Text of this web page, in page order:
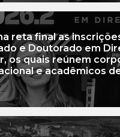
reta final as
e Doutorado em
os quais reúnem
e acadêmicos